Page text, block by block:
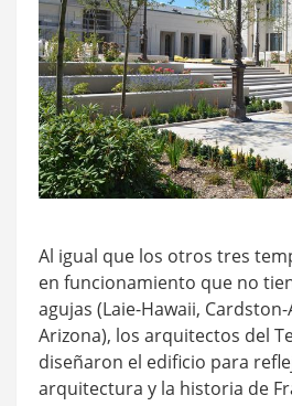
Al igual que los otros tres
en funcionamiento que no
agujas (Laie-Hawaii,
Arizona), los arquitectos del
diseñaron el edificio para
arquitectura y la historia de